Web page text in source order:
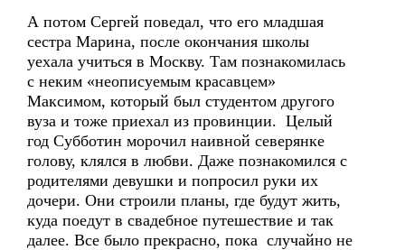
А потом Сергей поведал, что его младшая
сестра Марина, после окончания школы
уехала учиться в Москву. Там познакомилась
с неким «неописуемым красавцем»
Максимом, который был студентом другого
вуза и тоже приехал из провинции. Целый
год Субботин морочил наивной северянке
голову, клялся в любви. Даже познакомился с
родителями девушки и попросил руки их
дочери. Они строили планы, где будут жить,
куда поедут в свадебное путешествие и так
далее. Все было прекрасно, пока случайно не